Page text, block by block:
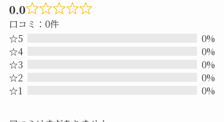
0.0
Rated
口コミ：0件
☆5
0%
☆4
0%
☆3
0%
☆2
0%
☆1
0%